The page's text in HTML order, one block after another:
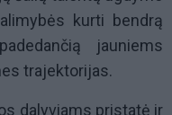
kurti bendrą
jauniems
trajektorijas.
dalyviams pristatė ir